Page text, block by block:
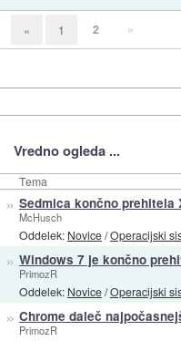
« 1 2 »
Vredno ogleda ...
Tema
» Sedmica končno prehitela
McHusch
Oddelek: Novice/Operacijski
» Windows 7 je končno
PrimozR
Oddelek: Novice/Operacijski
» Chrome daleč
PrimozR